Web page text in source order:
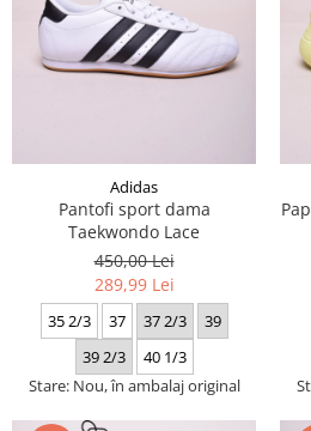
Adidas
Pantofi sport dama
Taekwondo Lace
450,00 Lei
289,99 Lei
35 2/3 37 37 2/3
39
39 2/3
40 1/3
Stare: Nou, în ambalaj original